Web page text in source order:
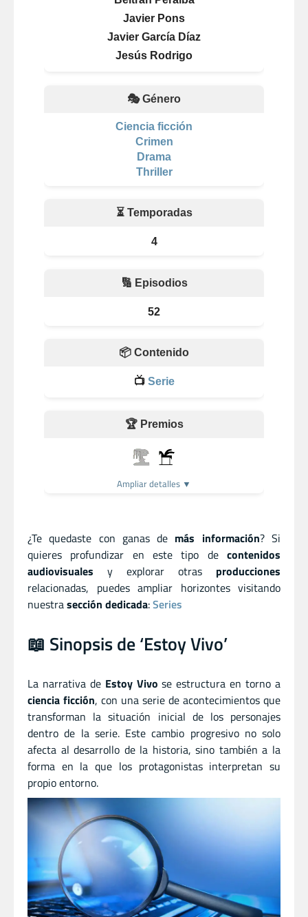
Javier Pons
Javier García Díaz
Jesús Rodrigo
🎭 Género
Ciencia ficción
Crimen
Drama
Thriller
⏳ Temporadas
4
🔢 Episodios
52
📦 Contenido
📺 Serie
🏆 Premios
Ampliar detalles ▼
¿Te quedaste con ganas de más información? Si
quieres profundizar en este tipo de contenidos
audiovisuales y explorar otras producciones
relacionadas, puedes ampliar horizontes visitando
nuestrasección dedicada:Series
📖 Sinopsis de ‘Estoy Vivo’
La narrativa de Estoy Vivo se estructura en torno a
ciencia ficción, con una serie de acontecimientos que
transforman la situación inicial de los personajes
dentro de la serie. Este cambio progresivo no solo
afecta al desarrollo de la historia, sino también a la
forma en la que los protagonistas interpretan su
propio entorno.